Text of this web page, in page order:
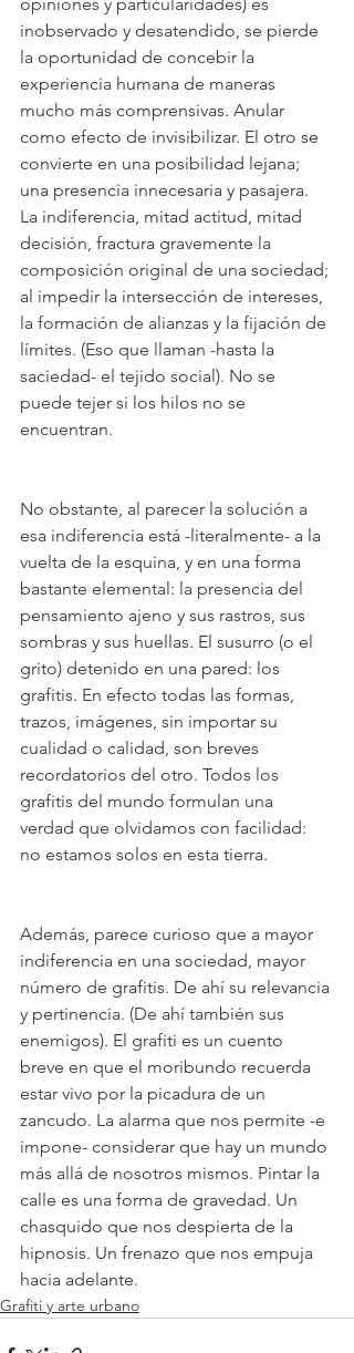
inobservado y desatendido, se pierde
la oportunidad de concebir la
experiencia humana de maneras
mucho más comprensivas. Anular
como efecto de invisibilizar. El otro se
convierte en una posibilidad lejana;
una presencia innecesaria y pasajera.
La indiferencia, mitad actitud, mitad
decisión, fractura gravemente la
composición original de una sociedad;
al impedir la intersección de intereses,
la formación de alianzas y la fijación de
límites. (Eso que llaman -hasta la
saciedad- el tejido social). No se
puede tejer si los hilos no se
encuentran.
No obstante, al parecer la solución a
esa indiferencia está -literalmente- a la
vuelta de la esquina, y en una forma
bastante elemental: la presencia del
pensamiento ajeno y sus rastros, sus
sombras y sus huellas. El susurro (o el
grito) detenido en una pared: los
grafitis. En efecto todas las formas,
trazos, imágenes, sin importar su
cualidad o calidad, son breves
recordatorios del otro. Todos los
grafitis del mundo formulan una
verdad que olvidamos con facilidad:
no estamos solos en esta tierra.
Además, parece curioso que a mayor
indiferencia en una sociedad, mayor
número de grafitis. De ahí su relevancia
y pertinencia. (De ahí también sus
enemigos). El grafiti es un cuento
breve en que el moribundo recuerda
estar vivo por la picadura de un
zancudo. La alarma que nos permite -e
impone- considerar que hay un mundo
más allá de nosotros mismos. Pintar la
calle es una forma de gravedad. Un
chasquido que nos despierta de la
hipnosis. Un frenazo que nos empuja
hacia adelante.
Grafiti y arte urbano